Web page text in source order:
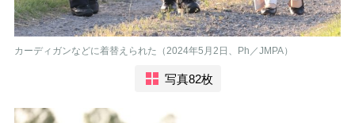
カーディガンなどに着替えられた（2024年5月2日、Ph／JMPA）
写真82枚